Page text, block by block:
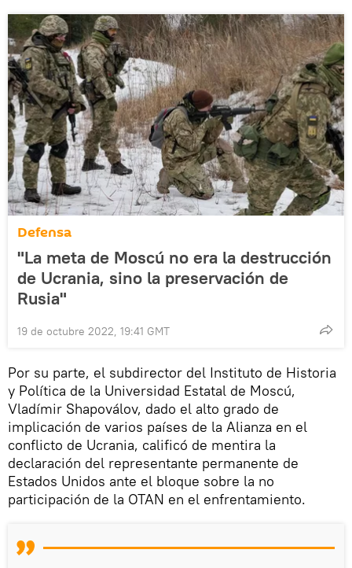
Defensa
"La meta de Moscú no era la destrucción
de Ucrania, sino la preservación de
Rusia"
19 de octubre 2022, 19:41 GMT
Por su parte, el subdirector del Instituto de Historia
y Política de la Universidad Estatal de Moscú,
Vladímir Shapoválov, dado el alto grado de
implicación de varios países de la Alianza en el
conflicto de Ucrania, calificó de mentira la
declaración del representante permanente de
Estados Unidos ante el bloque sobre la no
participación de la OTAN en el enfrentamiento.